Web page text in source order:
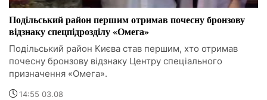
Подільський район першим отримав почесну бронзову
відзнаку спецпідрозділу «Омега»
Подільський район Києва став першим, хто отримав
почесну бронзову відзнаку Центру спеціального
призначення «Омега».
14:55 03.08